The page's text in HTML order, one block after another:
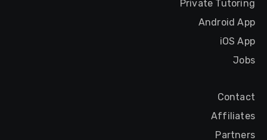
Private Tutoring
Android App
iOS App
Jobs
Contact
Affiliates
Partners